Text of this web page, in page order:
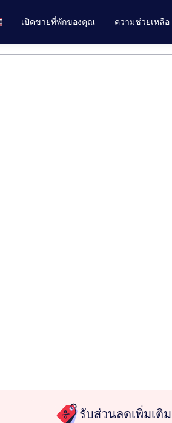
เปิดขายที่พักของคุณ ความช่วยเหลือ
รับส่วนลดเพิ่มเติ